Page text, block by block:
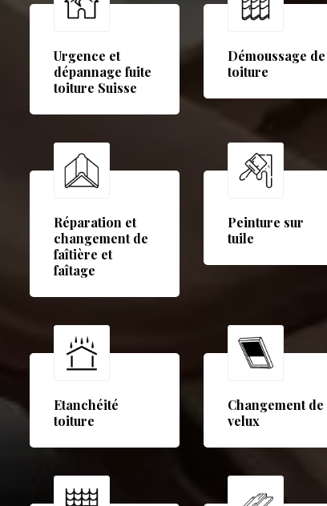
Urgence et
dépannage fuite
toiture Suisse
Démoussage de
toiture
Réparation et
changement de
faîtière et
faîtage
Peinture sur
tuile
Etanchéité
toiture
Changement de
velux